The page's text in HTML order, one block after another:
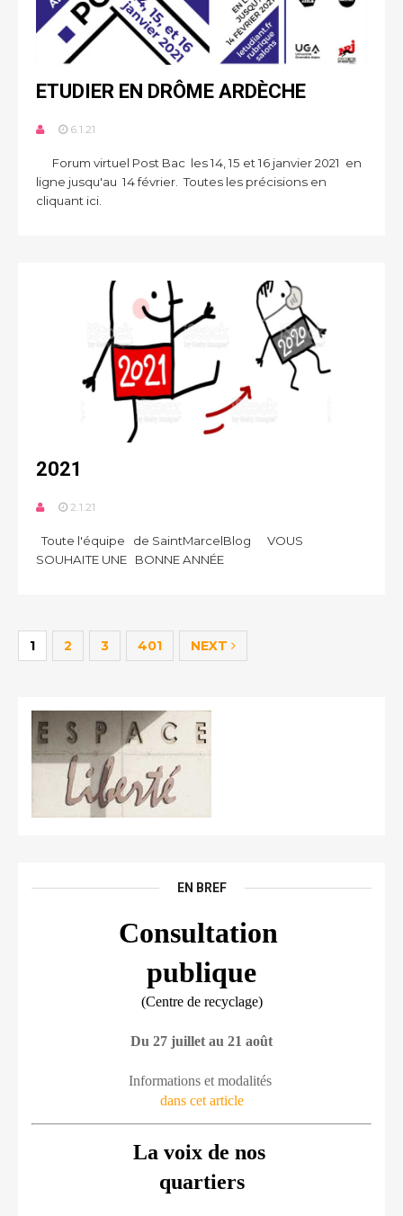
ETUDIER EN DRÔME ARDÈCHE
6.1.21
Forum virtuel Post Bac les 14, 15 et 16 janvier 2021 en
ligne jusqu'au 14 février. Toutes les précisions en
cliquant ici.
2021
2.1.21
Toute l'équipe de SaintMarcelBlog VOUS
SOUHAITE UNE BONNE ANNÉE
1 2 3 401 NEXT
EN BREF
Consultation
publique
(Centre de recyclage)
Du 27 juillet au 21 août
Informations et modalités
dans cet article
La voix de nos
quartiers